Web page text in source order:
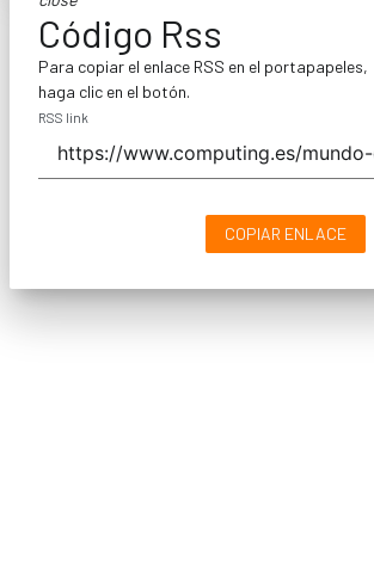
Código Rss
Para copiar el enlace RSS en el portapapeles,
haga clic en el botón.
RSS link
COPIAR ENLACE